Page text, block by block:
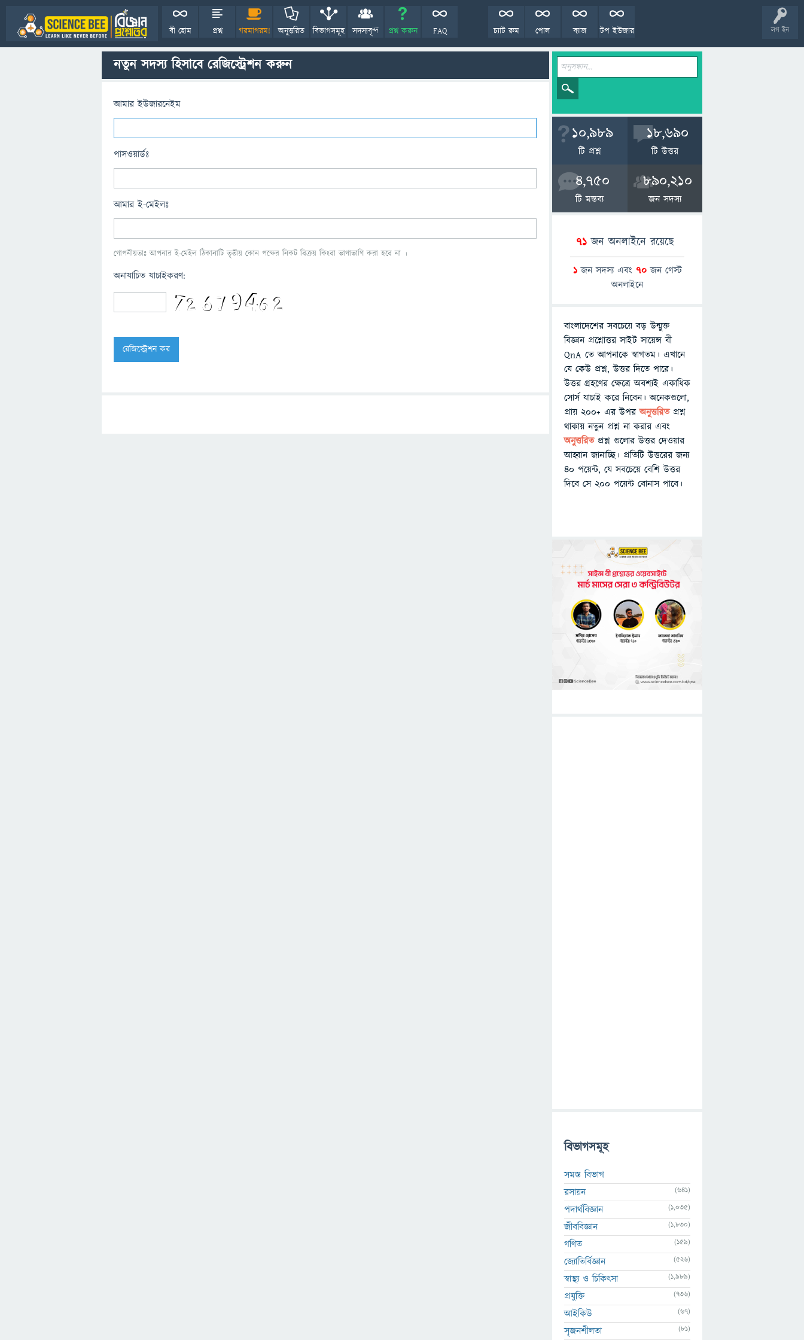
লগ ইন
বী হোম প্রশ্ন গরমাগরম! অনুত্তরিত বিভাগসমূহ সদস্যবৃন্দ প্রশ্ন করুন FAQ টপ ইউজার
ব্যাজ
পোল
চ্যাট রুম
নতুন সদস্য হিসাবে রেজিস্ট্রেশন করুন
আমার ইউজারনেইম
পাসওয়ার্ডঃ
আমার ই-মেইলঃ
গোপনীয়তাঃ আপনার ই-মেইল ঠিকানাটি তৃতীয় কোন পক্ষের নিকট বিক্রয় কিংবা ভাগাভাগি করা হবে না ।
অনাযাচিত যাচাইকরণ:
10,989
টি প্রশ্ন
18,690
টি উত্তর
4,750
টি মন্তব্য
890,210
জন সদস্য
71জন অনলাইনে রয়েছে
1জন সদস্য এবং 70জন গেস্ট
অনলাইনে
বাংলাদেশের সবচেয়ে বড় উন্মুক্ত
বিজ্ঞান প্রশ্নোত্তর সাইট সায়েন্স বী
QnA তে আপনাকে স্বাগতম। এখানে
যে কেউ প্রশ্ন, উত্তর দিতে পারে।
উত্তর গ্রহণের ক্ষেত্রে অবশ্যই একাধিক
সোর্স যাচাই করে নিবেন। অনেকগুলো,
প্রায় ২০০+ এর উপরঅনুত্তরিতপ্রশ্ন
থাকায় নতুন প্রশ্ন না করার এবং
অনুত্তরিত প্রশ্ন গুলোর উত্তর দেওয়ার
আহ্বান জানাচ্ছি। প্রতিটি উত্তরের জন্য
৪০ পয়েন্ট, যে সবচেয়ে বেশি উত্তর
দিবে সে ২০০ পয়েন্ট বোনাস পাবে।
বিভাগসমূহ
সমস্ত বিভাগ
রসায়ন
(641)
পদার্থবিজ্ঞান (1,035)
জীববিজ্ঞান (1,830)
গণিত (159)
জ্যোতির্বিজ্ঞান (526)
স্বাস্থ্য ও চিকিৎসা (1,989)
প্রযুক্তি (736)
আইকিউ (67)
সৃজনশীলতা (81)